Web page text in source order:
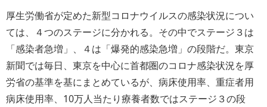
厚生労働省が定めた新型コロナウイルスの感染状況につい
ては、４つのステージに分かれる。その中でステージ３は
「感染者急増」、４は「爆発的感染急増」の段階だ。東京
新聞では毎日、東京を中心に首都圏のコロナ感染状況を厚
労省の基準を基にまとめているが、病床使用率、重症者用
病床使用率、10万人当たり療養者数ではステージ３の段